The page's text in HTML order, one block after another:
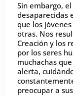
Sin embargo,
desaparecidas
que los
otras. Nos
Creación y los
por los seres
muchachas
alerta,
preocupar a